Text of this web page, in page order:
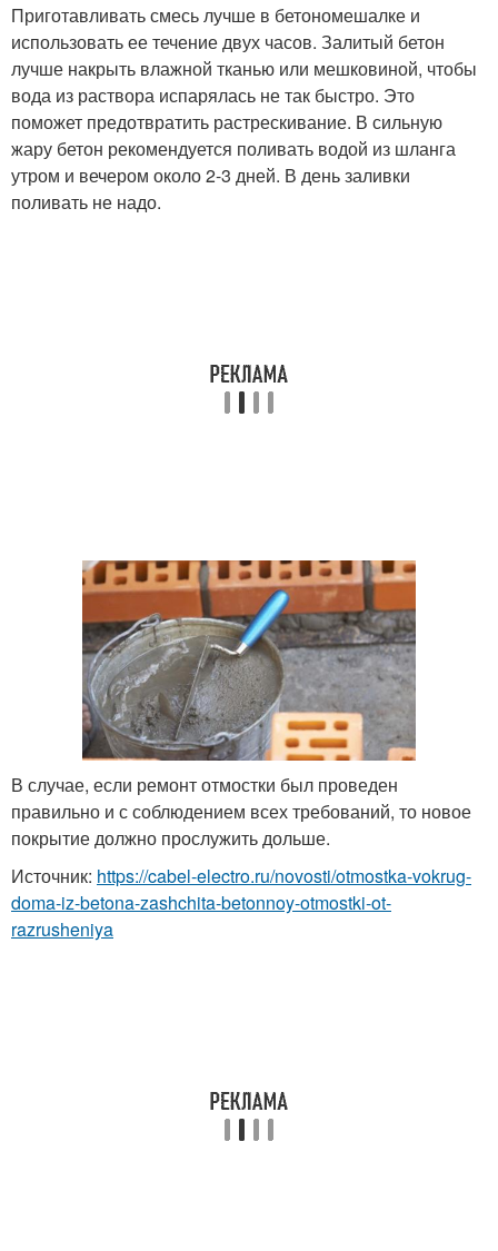
Приготавливать смесь лучше в бетономешалке и
использовать ее течение двух часов. Залитый бетон
лучше накрыть влажной тканью или мешковиной, чтобы
вода из раствора испарялась не так быстро. Это
поможет предотвратить растрескивание. В сильную
жару бетон рекомендуется поливать водой из шланга
утром и вечером около 2-3 дней. В день заливки
поливать не надо.
В случае, если ремонт отмостки был проведен
правильно и с соблюдением всех требований, то новое
покрытие должно прослужить дольше.
Источник: https://cabel-electro.ru/novosti/otmostka-vokrug-
doma-iz-betona-zashchita-betonnoy-otmostki-ot-
razrusheniya